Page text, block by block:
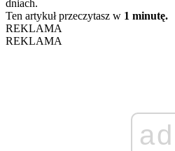
dniach.
Ten artykuł przeczytasz w 1 minutę.
REKLAMA
REKLAMA
ad